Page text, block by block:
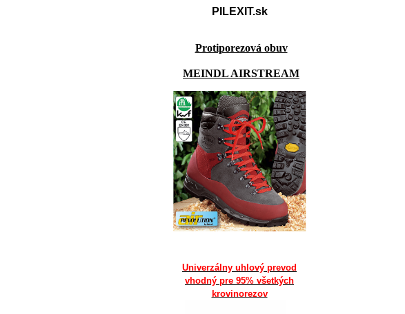
PILEXIT.sk
Protiporezová obuv
MEINDL AIRSTREAM
Univerzálny uhlový prevod
vhodný pre 95% všetkých
krovinorezov